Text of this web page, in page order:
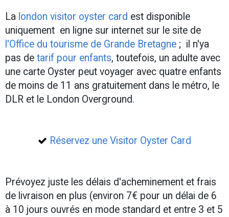
La london visitor oyster card est disponible
uniquement en ligne sur internet sur le site de
l'Office du tourisme de Grande Bretagne ; il n'ya
pas de tarif pour enfants, toutefois, un adulte avec
une carte Oyster peut voyager avec quatre enfants
de moins de 11 ans gratuitement dans le métro, le
DLR et le London Overground.
Réservez une Visitor Oyster Card
Prévoyez juste les délais d'acheminement et frais
de livraison en plus (environ 7€ pour un délai de 6
à 10 jours ouvrés en mode standard et entre 3 et 5